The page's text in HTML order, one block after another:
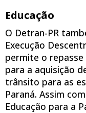
Educação
O Detran-PR
Execução
permite o repasse
para a aquisição
trânsito para as
Paraná. Assim
Educação para a